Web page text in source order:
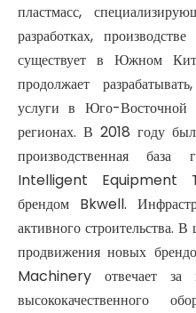
пластмасс,
разработках,
существует в Южном
продолжает
услуги в Юго-
регионах. В 2018 году
производственная
Intelligent Equipment
брендом Bkwell.
активного строительства.
продвижения новых
Machinery отвечает за
высококачественного